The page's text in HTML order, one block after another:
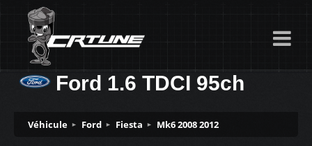
Ford 1.6 TDCI 95ch
Véhicule Ford Fiesta Mk6 2008 2012